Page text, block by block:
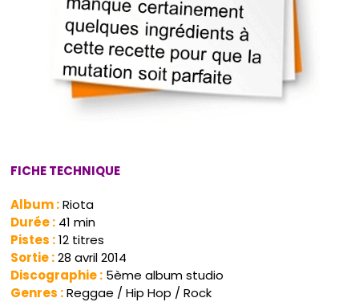
FICHE TECHNIQUE
Album :Riota
Durée : 41 min
Pistes : 12 titres
Sortie :28 avril 2014
Discographie : 5ème album studio
Genres : Reggae / Hip Hop / Rock